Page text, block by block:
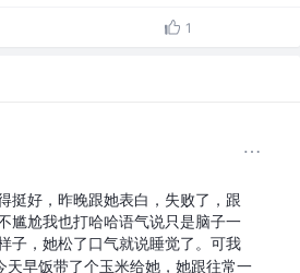
1
挺好，昨晚跟她表白，失败了，跟
尴尬我也打哈哈语气说只是脑子一
子，她松了口气就说睡觉了。可我
天早饭带了个玉米给她，她跟往常一